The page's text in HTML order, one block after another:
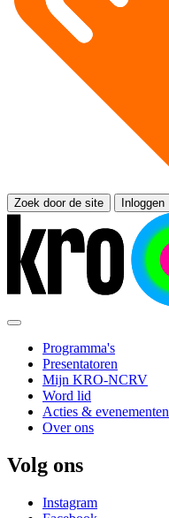
Zoek door de site Inloggen
Programma's
Presentatoren
Mijn KRO-NCRV
Word lid
Acties & evenementen
Over ons
Volg ons
Instagram